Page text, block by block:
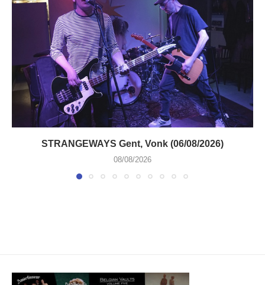
STRANGEWAYS Gent, Vonk (06/08/2026)
08/08/2026